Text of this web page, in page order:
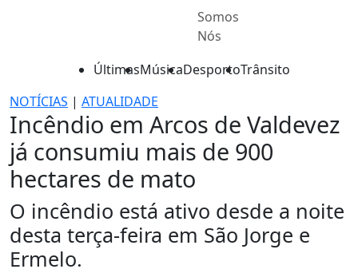
Somos
Nós
ÚltimasMúsicaDesportoTrânsito
NOTÍCIAS | ATUALIDADE
Incêndio em Arcos de Valdevez
já consumiu mais de 900
hectares de mato
O incêndio está ativo desde a noite
desta terça-feira em São Jorge e
Ermelo.